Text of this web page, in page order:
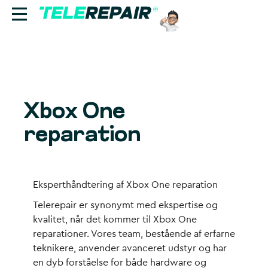
Find butik
Ring til os:
+45 70 60 55 90
Xbox One
reparation
Eksperthåndtering af Xbox One reparation
Telerepair er synonymt med ekspertise og
kvalitet, når det kommer til Xbox One
reparationer. Vores team, bestående af erfarne
teknikere, anvender avanceret udstyr og har
en dyb forståelse for både hardware og